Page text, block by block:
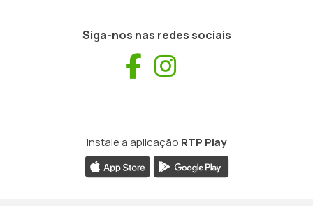
Siga-nos nas redes sociais
Facebook
Instale a aplicação RTP Play